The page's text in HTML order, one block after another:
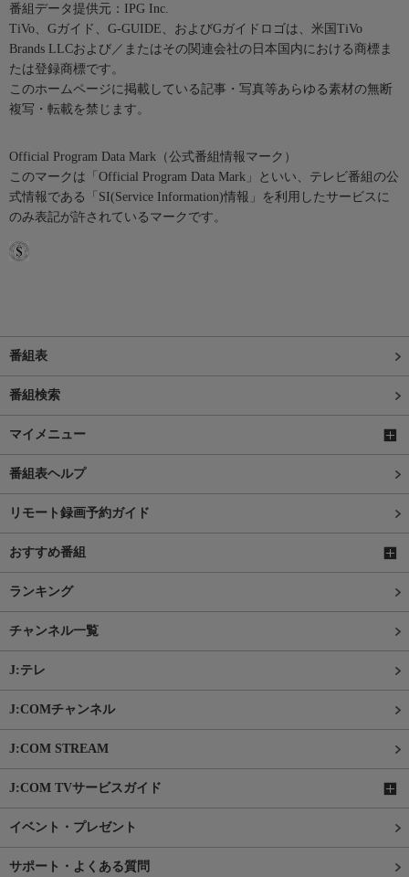
番組データ提供元：IPG Inc.
TiVo、Gガイド、G-GUIDE、およびGガイドロゴは、米国TiVo
Brands LLCおよび／またはその関連会社の日本国内における商標ま
たは登録商標です。
このホームページに掲載している記事・写真等あらゆる素材の無断
複写・転載を禁じます。
Official Program Data Mark（公式番組情報マーク）
このマークは「Official Program Data Mark」といい、テレビ番組の公
式情報である「SI(Service Information)情報」を利用したサービスに
のみ表記が許されているマークです。
番組表
番組検索
マイメニュー
番組表ヘルプ
リモート録画予約ガイド
おすすめ番組
ランキング
チャンネル一覧
J:テレ
J:COMチャンネル
J:COM STREAM
J:COM TVサービスガイド
イベント・プレゼント
サポート・よくある質問